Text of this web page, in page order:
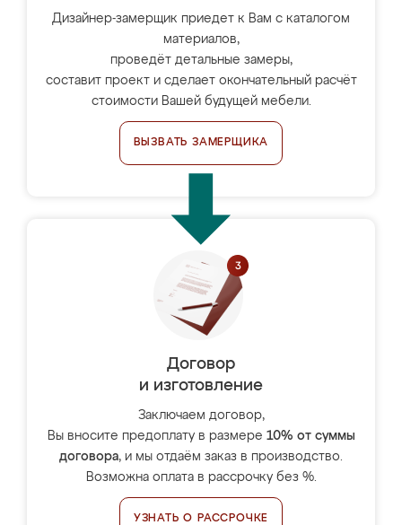
Дизайнер-замерщик приедет к Вам с каталогом
материалов,
проведёт детальные замеры,
составит проект и сделает окончательный расчёт
стоимости Вашей будущей мебели.
ВЫЗВАТЬ ЗАМЕРЩИКА
Договор
и изготовление
Заключаем договор,
Вы вносите предоплату в размере 10% от суммы
договора, и мы отдаём заказ в производство.
Возможна оплата в рассрочку без %.
УЗНАТЬ О РАССРОЧКЕ